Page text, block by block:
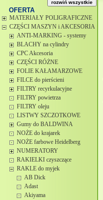
OFERTA
MATERIAŁY POLIGRAFICZNE
CZĘŚCI MASZYN i AKCESORIA
ANTI-MARKING - systemy
BLACHY na cylindry
CPC Akcesoria
CZĘŚCI RÓŻNE
FOLIE KAŁAMARZOWE
FILCE do pierścieni
FILTRY recyrkulacyjne
FILTRY powietrza
FILTRY oleju
LISTWY SZCZOTKOWE
Gumy do BALDWINA
NOŻE do krajarek
NOŻE farbowe Heidelberg
NUMERATORY
RAKIELKI czyszczące
RAKLE do myjek
AB Dick
Adast
Akiyama